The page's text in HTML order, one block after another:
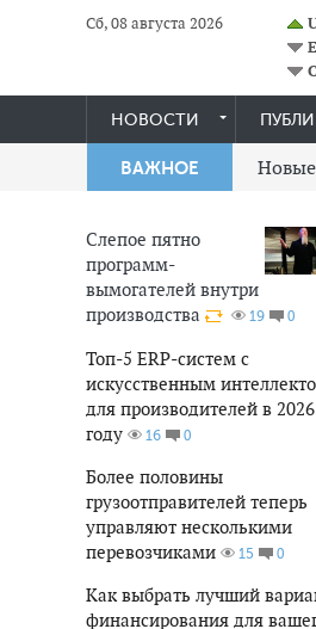
Сб, 08 августа 2026
НОВОСТИ
ВАЖНОЕ
Слепое пятно
программ-
вымогателей внутри
производства
19 0
Топ-5 ERP-систем с
искусственным
для производителей в 2026
году
16 0
Более половины
грузоотправителей теперь
управляют несколькими
перевозчиками
15 0
Как выбрать лучший
финансирования для